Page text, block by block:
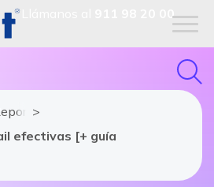
911 98 20 00
efectivas [+ guía